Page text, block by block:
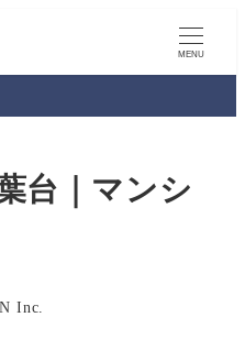
MENU
台｜マンシ
Inc.